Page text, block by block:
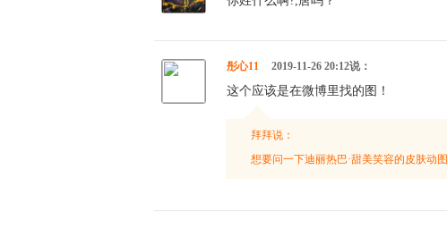
彤心11 2019-11-26 20:12说：
这个应该是在微博里找的图！
拜拜说：
想要问一下迪丽热巴·甜美笑容的皮肤动